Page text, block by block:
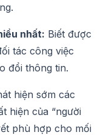
nhất: Biết được
tác công việc
đổi thông tin.
hiện sớm các
hiện của “người
phù hợp cho mối